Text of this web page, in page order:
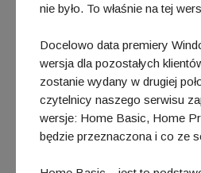
nie było. To właśnie na tej
Docelowo data premiery
wersja dla pozostałych
zostanie wydany w drugiej
czytelnicy naszego serwisu
wersje: Home Basic, Home
będzie przeznaczona i co ze